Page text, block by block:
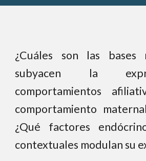
¿Cuáles son las bases
subyacen la
comportamientos
comportamiento
¿Qué factores
contextuales modulan su